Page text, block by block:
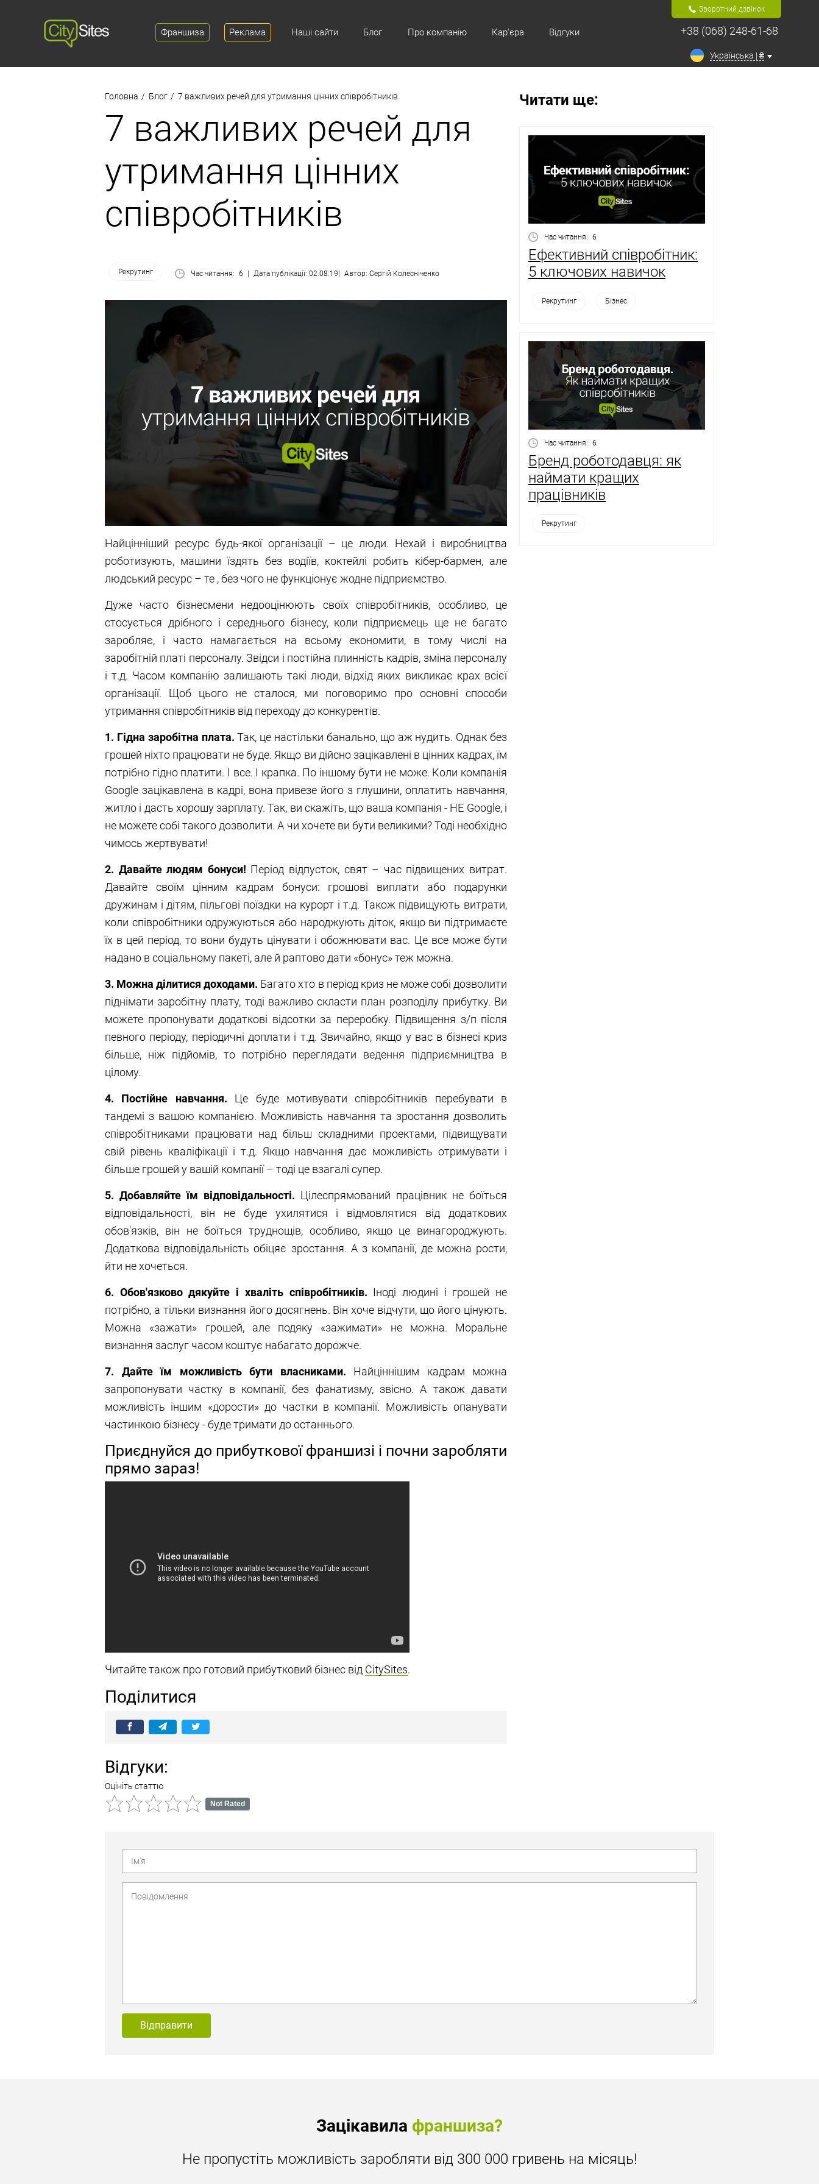
Зворотний дзвінок
+38 (068) 248-61-68
Українська | ₴
Франшиза Реклама Наші сайти Блог Про компанію Кар'єра Відгуки
Головна Блог 7 важливих речей для утримання цінних співробітників
7 важливих речей для
утримання цінних
співробітників
Рекрутинг Час читання: 6 Дата публікації: 02.08.19 Автор: Сергій Колесніченко
Найцінніший ресурс будь-якої організації – це люди. Нехай і виробництва
роботизують, машини їздять без водіїв, коктейлі робить кібер-бармен, але
людський ресурс – те , без чого не функціонує жодне підприємство.
Дуже часто бізнесмени недооцінюють своїх співробітників, особливо, це
стосується дрібного і середнього бізнесу, коли підприємець ще не багато
заробляє, і часто намагається на всьому економити, в тому числі на
заробітній платі персоналу. Звідси і постійна плинність кадрів, зміна персоналу
і т.д. Часом компанію залишають такі люди, відхід яких викликає крах всієї
організації. Щоб цього не сталося, ми поговоримо про основні способи
утримання співробітників від переходу до конкурентів.
1. Гідна заробітна плата.Так, це настільки банально, що аж нудить. Однак без
грошей ніхто працювати не буде. Якщо ви дійсно зацікавлені в цінних кадрах, їм
потрібно гідно платити. І все. І крапка. По іншому бути не може. Коли компанія
Google зацікавлена в кадрі, вона привезе його з глушини, оплатить навчання,
житло і дасть хорошу зарплату. Так, ви скажіть, що ваша компанія - НЕ Google, і
не можете собі такого дозволити. А чи хочете ви бути великими? Тоді необхідно
чимось жертвувати!
2. Давайте людям бонуси! Період відпусток, свят – час підвищених витрат.
Давайте своїм цінним кадрам бонуси: грошові виплати або подарунки
дружинам і дітям, пільгові поїздки на курорт і т.д. Також підвищують витрати,
коли співробітники одружуються або народжують діток, якщо ви підтримаєте
їх в цей період, то вони будуть цінувати і обожнювати вас. Це все може бути
надано в соціальному пакеті, але й раптово дати «бонус» теж можна.
3. Можна ділитися доходами. Багато хто в період криз не може собі дозволити
піднімати заробітну плату, тоді важливо скласти план розподілу прибутку. Ви
можете пропонувати додаткові відсотки за переробку. Підвищення з/п після
певного періоду, періодичні доплати і т.д. Звичайно, якщо у вас в бізнесі криз
більше, ніж підйомів, то потрібно переглядати ведення підприємництва в
цілому.
4. Постійне навчання. Це буде мотивувати співробітників перебувати в
тандемі з вашою компанією. Можливість навчання та зростання дозволить
співробітниками працювати над більш складними проектами, підвищувати
свій рівень кваліфікації і т.д. Якщо навчання дає можливість отримувати і
більше грошей у вашій компанії – тоді це взагалі супер.
5. Добавляйте їм відповідальності. Цілеспрямований працівник не боїться
відповідальності, він не буде ухилятися і відмовлятися від додаткових
обов'язків, він не боїться труднощів, особливо, якщо це винагороджують.
Додаткова відповідальність обіцяє зростання. А з компанії, де можна рости,
йти не хочеться.
6. Обов'язково дякуйте і хваліть співробітників. Іноді людині і грошей не
потрібно, а тільки визнання його досягнень. Він хоче відчути, що його цінують.
Можна «зажати» грошей, але подяку «зажимати» не можна. Моральне
визнання заслуг часом коштує набагато дорожче.
7. Дайте їм можливість бути власниками. Найціннішим кадрам можна
запропонувати частку в компанії, без фанатизму, звісно. А також давати
можливість іншим «дорости» до частки в компанії. Можливість опанувати
частинкою бізнесу - буде тримати до останнього.
Приєднуйся до прибуткової франшизі і почни заробляти
прямо зараз!
Читайте також про готовий прибутковий бізнес від CitySites.
Поділитися
Читати ще:
Час читання: 6
Ефективний співробітник:
5 ключових навичок
Рекрутинг Бізнес
Час читання: 6
Бренд роботодавця: як
наймати кращих
працівників
Рекрутинг
Відгуки:
Оцініть статтю
Not Rated
Відправити
Зацікавила франшиза?
Не пропустіть можливість заробляти від 300 000 гривень на місяць!